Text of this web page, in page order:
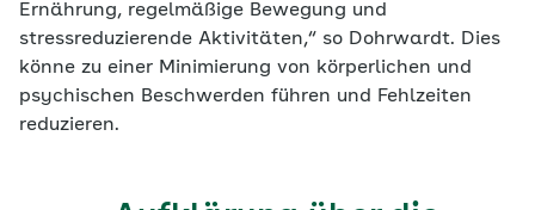
Ernährung, regelmäßige Bewegung und
stressreduzierende Aktivitäten,“ so Dohrwardt. Dies
könne zu einer Minimierung von körperlichen und
psychischen Beschwerden führen und Fehlzeiten
reduzieren.